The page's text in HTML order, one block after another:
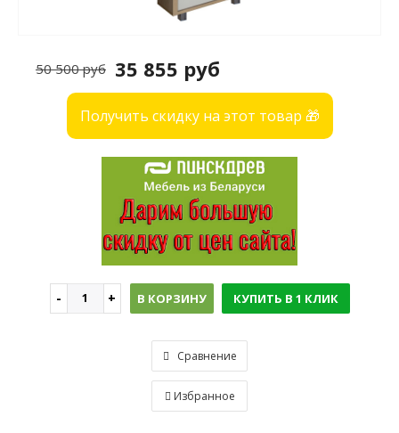
35 855 руб
50 500 руб
Получить скидку на этот товар 🎁
В КОРЗИНУ КУПИТЬ В 1 КЛИК
Сравнение
Избранное